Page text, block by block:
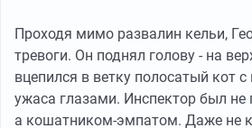
Проходя мимо развалин кельи,
тревоги. Он поднял голову - на
вцепился в ветку полосатый кот
ужаса глазами. Инспектор был
а кошатником-эмпатом. Даже не